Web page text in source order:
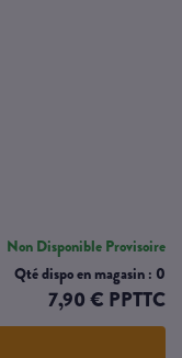
Non Disponible Provisoire
Qté dispo en magasin : 0
7,90 € PPTTC